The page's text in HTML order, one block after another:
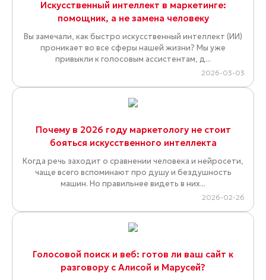
Искусственный интеллект в маркетинге:
помощник, а не замена человеку
Вы замечали, как быстро искусственный интеллект (ИИ)
проникает во все сферы нашей жизни? Мы уже
привыкли к голосовым ассистентам, д...
2026-03-03
Почему в 2026 году маркетологу не стоит
бояться искусственного интеллекта
Когда речь заходит о сравнении человека и нейросети,
чаще всего вспоминают про душу и бездушность
машин. Но правильнее видеть в них...
2026-02-26
Голосовой поиск и веб: готов ли ваш сайт к
разговору с Алисой и Марусей?